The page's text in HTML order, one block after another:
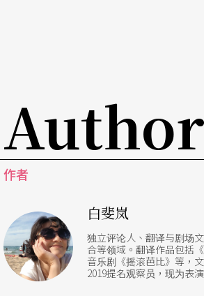
发，连结她们的移动路径，说出从
人》不从政治局势、国际关系，
与情感记忆的罂粟籽，唤起那个
自弃女到三代由女性传承的家谱
亲情。
遗兵挂在嘴边的「借地养命（意
作者
白斐岚
独立评论人、翻译与剧场
合等领域。翻译作品包括
音乐剧《摇滚芭比》等，
2019提名观察员，现为表